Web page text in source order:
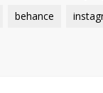
behance